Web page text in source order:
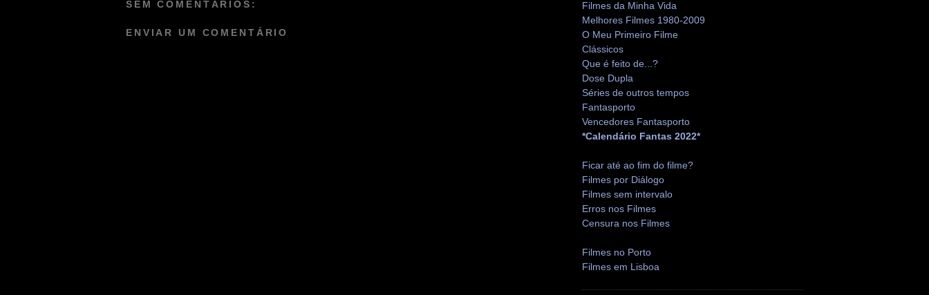
SEM COMENTÁRIOS:
ENVIAR UM COMENTÁRIO
Filmes da Minha Vida
Melhores Filmes 1980-2009
O Meu Primeiro Filme
Clássicos
Que é feito de...?
Dose Dupla
Séries de outros tempos
Fantasporto
Vencedores Fantasporto
*Calendário Fantas 2022*
Ficar até ao fim do filme?
Filmes por Diálogo
Filmes sem intervalo
Erros nos Filmes
Censura nos Filmes
Filmes no Porto
Filmes em Lisboa